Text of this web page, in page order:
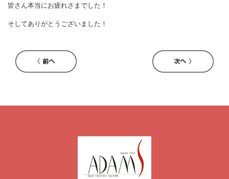
皆さん本当にお疲れさまでした！
そしてありがとうございました！